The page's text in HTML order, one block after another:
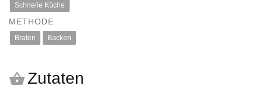
Schnelle Küche
METHODE
Braten Backen
Zutaten